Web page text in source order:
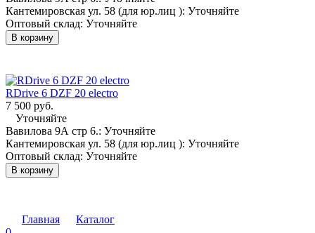
Кантемировская ул. 58 (для юр.лиц ): Уточняйте
Оптовый склад: Уточняйте
В корзину
RDrive 6 DZF 20 electro
7 500 руб.
Уточняйте
Вавилова 9А стр 6.: Уточняйте
Кантемировская ул. 58 (для юр.лиц ): Уточняйте
Оптовый склад: Уточняйте
В корзину
Главная
Каталог